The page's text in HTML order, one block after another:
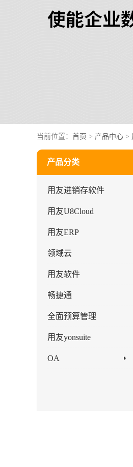
当前位置： 首页 > 产品中心 >
产品分类
用友进销存软件
用友U8Cloud
用友ERP
领域云
用友软件
畅捷通
全面预算管理
用友yonsuite
OA